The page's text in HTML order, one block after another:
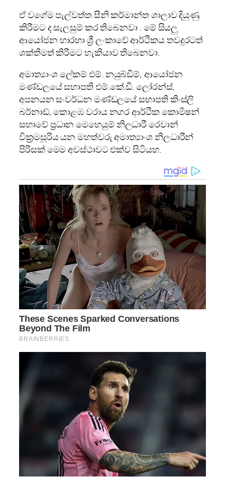
ඒ වගේම පැල්වත්ත සීනි කර්මාන්ත ශාලාව දියුණු
කිරීමට ද සැලසුම් කර තිබෙනවා . මේ සියලු
ආයෝජන හාරහා ශ්‍රී ලංකාවේ ආර්ථිකය තවදුරටත්
ශක්තිමත් කිරීමට හැකියාව තිබෙනවා.
අමාත්‍යාංශ ලේකම් එම්. නයුබ්ඩීම්, ආයෝජන
මණ්ඩලයේ සභාපති එම්.කේ.ඩී. ලෝරන්ස්,
අපනයන සංවර්ධන මණ්ඩලයේ සභාපති කිංස්ලි
බර්නාඩ්, කොළඹ වරාය නගර ආර්ථික කොමිෂන්
සභාවේ ප්‍රධාන මෙහෙයුම් නිලධාරී රෙවාන්
වික්‍රමසූරිය යන මහත්වරු අමාත්‍යාංශ නිලධාරීන්
පිරිසක් මෙම අවස්ථාවට එක්ව සිටියහ.